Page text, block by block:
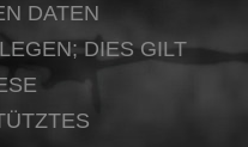
DATEN
DIES GILT